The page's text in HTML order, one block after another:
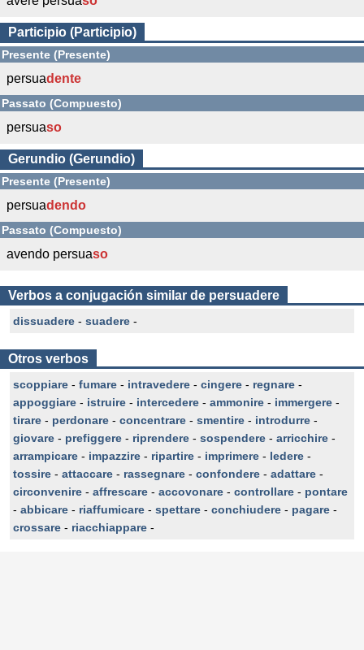
Participio (Participio)
Presente (Presente)
persuadente
Passato (Compuesto)
persuaso
Gerundio (Gerundio)
Presente (Presente)
persuadendo
Passato (Compuesto)
avendo persuaso
Verbos a conjugación similar de persuadere
dissuadere - suadere -
Otros verbos
scoppiare - fumare - intravedere - cingere - regnare -
appoggiare - istruire - intercedere - ammonire - immergere -
tirare - perdonare - concentrare - smentire - introdurre -
giovare - prefiggere - riprendere - sospendere - arricchire -
arrampicare - impazzire - ripartire - imprimere - ledere -
tossire - attaccare - rassegnare - confondere - adattare -
circonvenire - affrescare - accovonare - controllare - pontare
- abbicare - riaffumicare - spettare - conchiudere - pagare -
crossare - riacchiappare -